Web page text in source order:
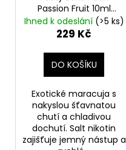
Passion Fruit 10ml
20mgMarakuja,
Chladivá složka (ICE)
Ihned k odeslání (>5 ks)
229 Kč
DO KOŠÍKU
Exotické maracuja s
nakyslou šťavnatou
chutí a chladivou
dochutí. Salt nikotin
zajišťuje jemný nástup a